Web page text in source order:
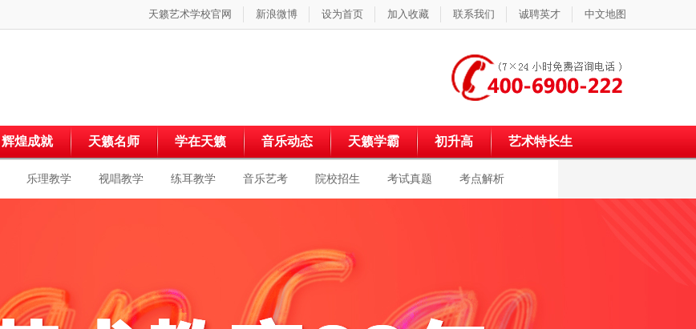
天籁艺术学校官网 新浪微博 设为首页 加入收藏 联系我们 诚聘英才 中文地图
辉煌成就 天籁名师 学在天籁 音乐动态 天籁学霸 初升高 艺术特长生
乐理教学 视唱教学 练耳教学 音乐艺考 院校招生 考试真题 考点解析